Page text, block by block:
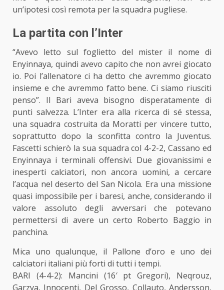
un’ipotesi così remota per la squadra pugliese.
La partita con l’Inter
“Avevo letto sul foglietto del mister il nome di
Enyinnaya, quindi avevo capito che non avrei giocato
io. Poi l’allenatore ci ha detto che avremmo giocato
insieme e che avremmo fatto bene. Ci siamo riusciti
penso”. Il Bari aveva bisogno disperatamente di
punti salvezza. L’Inter era alla ricerca di sé stessa,
una squadra costruita da Moratti per vincere tutto,
soprattutto dopo la sconfitta contro la Juventus.
Fascetti schierò la sua squadra col 4-2-2, Cassano ed
Enyinnaya i terminali offensivi. Due giovanissimi e
inesperti calciatori, non ancora uomini, a cercare
l’acqua nel deserto del San Nicola. Era una missione
quasi impossibile per i baresi, anche, considerando il
valore assoluto degli avversari che potevano
permettersi di avere un certo Roberto Baggio in
panchina.
Mica uno qualunque, il Pallone d’oro e uno dei
calciatori italiani più forti di tutti i tempi.
BARI (4-4-2): Mancini (16′ pt Gregori), Neqrouz,
Garzya, Innocenti, Del Grosso, Collauto, Andersson,